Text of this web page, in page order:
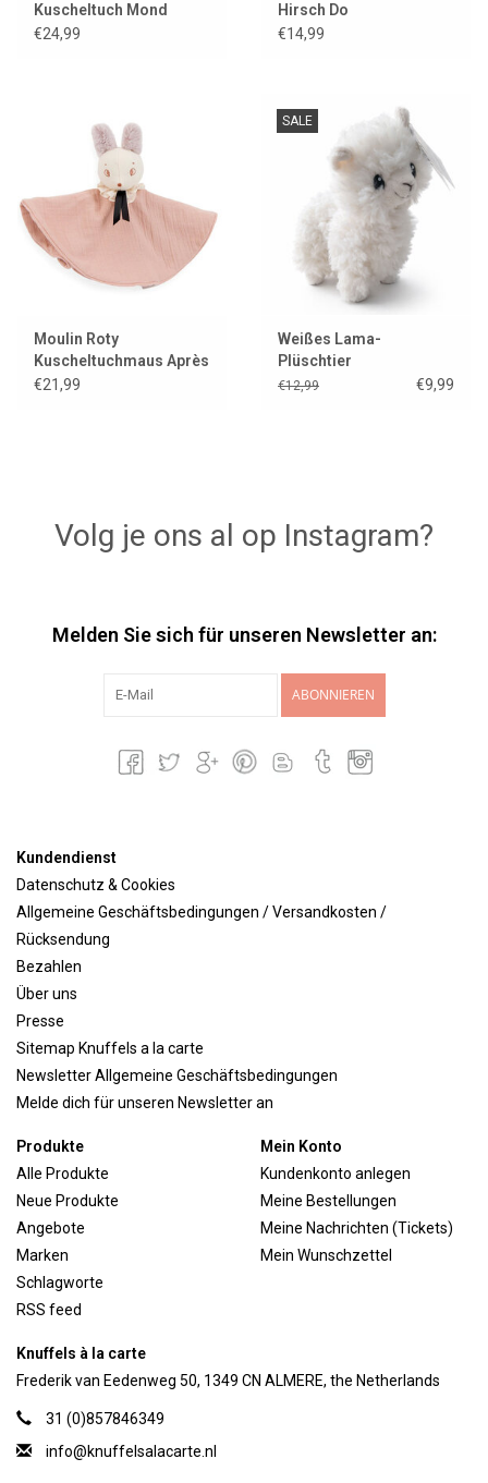
Kuscheltuch Mond
€24,99
Hirsch Do
€14,99
Moulin Roty
Kuscheltuchmaus Après
la pluie
€21,99
SALE
Weißes Lama-
Plüschtier
€12,99 €9,99
Volg je ons al op Instagram?
Melden Sie sich für unseren Newsletter an:
ABONNIEREN
Kundendienst
Datenschutz & Cookies
Allgemeine Geschäftsbedingungen / Versandkosten /
Rücksendung
Bezahlen
Über uns
Presse
Sitemap Knuffels a la carte
Newsletter Allgemeine Geschäftsbedingungen
Melde dich für unseren Newsletter an
Produkte
Alle Produkte
Neue Produkte
Angebote
Marken
Schlagworte
RSS feed
Mein Konto
Kundenkonto anlegen
Meine Bestellungen
Meine Nachrichten (Tickets)
Mein Wunschzettel
Knuffels à la carte
Frederik van Eedenweg 50, 1349 CN ALMERE, the Netherlands
31 (0)857846349
info@knuffelsalacarte.nl